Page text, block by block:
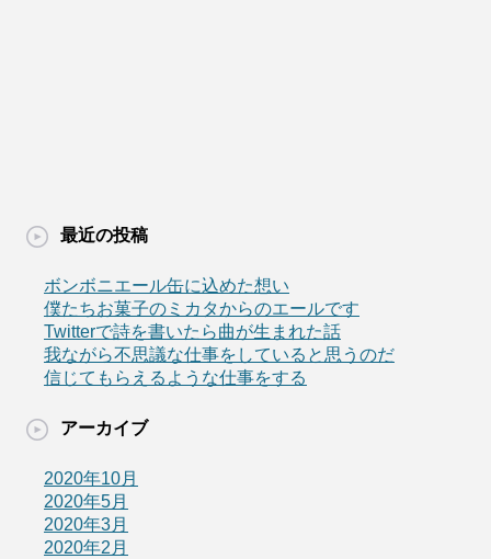
最近の投稿
ボンボニエール缶に込めた想い
僕たちお菓子のミカタからのエールです
Twitterで詩を書いたら曲が生まれた話
我ながら不思議な仕事をしていると思うのだ
信じてもらえるような仕事をする
アーカイブ
2020年10月
2020年5月
2020年3月
2020年2月